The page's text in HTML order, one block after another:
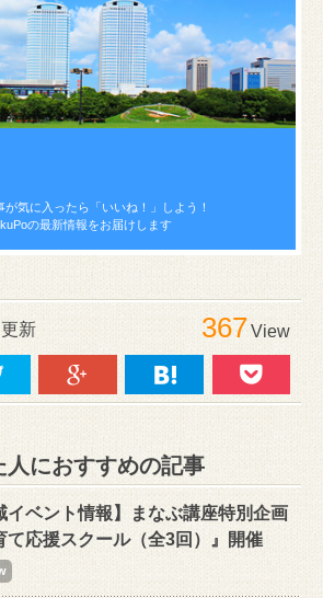
が気に入ったら 「いいね！」しよう！
の最新情報をお届けします
新 367View
人におすすめの記事
イベント情報】まなぶ講座特別企画
て応援スクール（全3回）』開催